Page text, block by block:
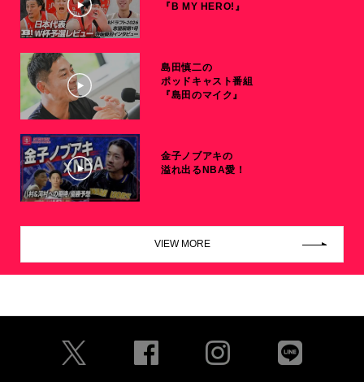
『B MY HERO!』
島田慎二の
ポッドキャスト番組
『島田のマイク』
金子ノブアキの
溢れ出るNBA愛！
VIEW MORE